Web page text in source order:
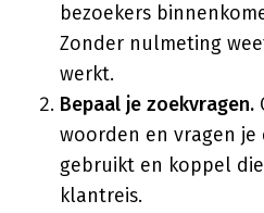
bezoekers
Zonder nulmeting
werkt.
Bepaal je zoekvragen.
woorden en vragen
gebruikt en koppel
klantreis.